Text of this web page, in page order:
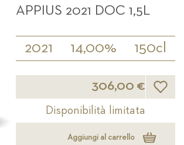
APPIUS 2021 DOC 1,5L
2021 14,00% 150cl
306,00 € Lista
Disponibilità limitata
Aggiungi al carrello